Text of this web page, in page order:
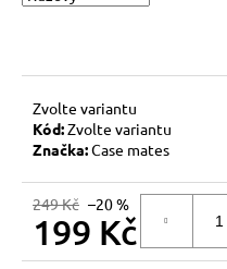
Zvolte variantu
Kód:Zvolte variantu
Značka:Case mates
249 Kč –20 %
199 Kč
Měrná
o
r
u
u
j
e
m